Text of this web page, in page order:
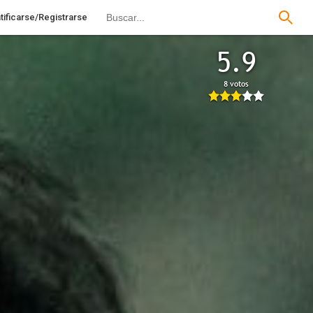
Registrarse
5.9
8 votos